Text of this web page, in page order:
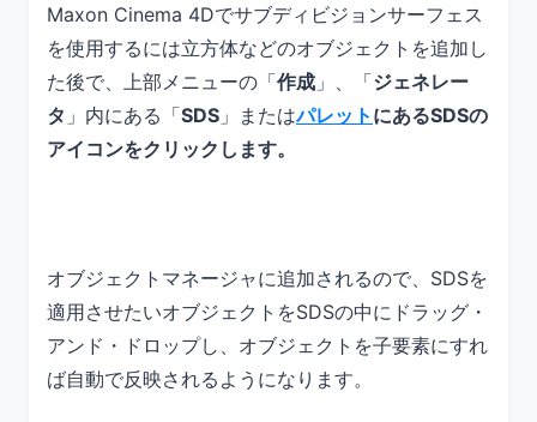
Maxon Cinema 4Dでサブディビジョンサーフェス
を使用するには立方体などのオブジェクトを追加し
た後で、上部メニューの「作成 」、「ジェネレー
タ 」内にある「SDS 」またはパレット にあるSDSの
アイコンをクリックします。
オブジェクトマネージャに追加されるので、SDSを
適用させたいオブジェクトをSDSの中にドラッグ・
アンド・ドロップし、オブジェクトを子要素にすれ
ば自動で反映されるようになります。